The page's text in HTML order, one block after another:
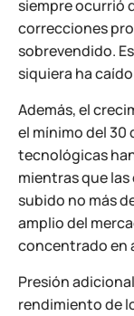
siempre ocurrió
correcciones
sobrevendido.
siquiera ha
Además, el
el mínimo del 30
tecnológicas
mientras que
subido no más
amplio del
concentrado en
Presión
rendimiento de